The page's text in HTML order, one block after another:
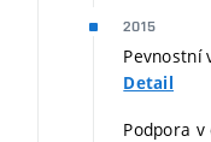
2015
Pevnostní
Detail
Podpora